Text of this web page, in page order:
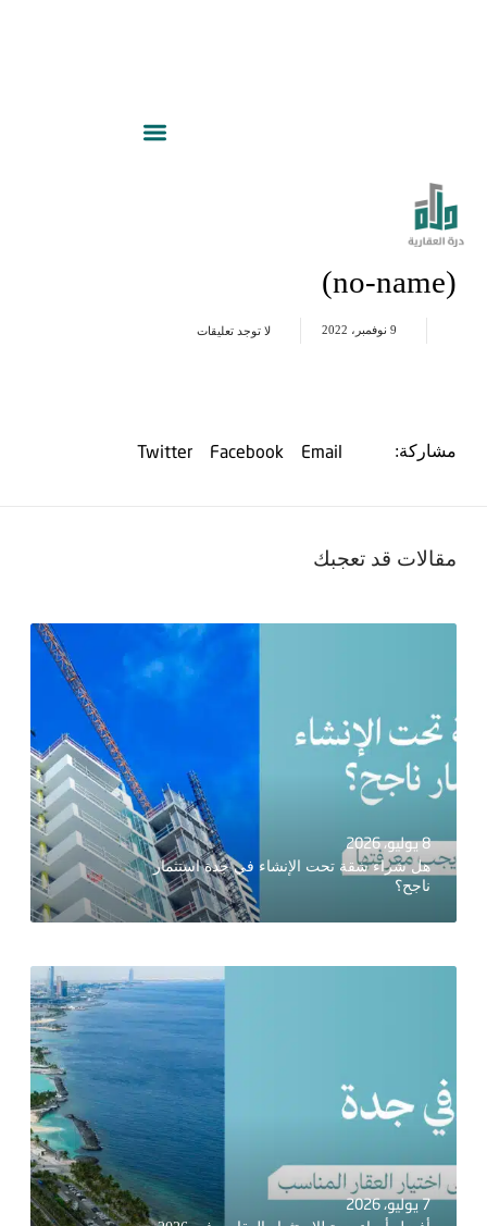
(no-name)
9 نوفمبر، 2022 لا توجد تعليقات
مشاركة: Email
Facebook
Twitter
مقالات قد تعجبك
8 يوليو، 2026
هل شراء شقة تحت الإنشاء في جدة استثمار
ناجح؟
7 يوليو، 2026